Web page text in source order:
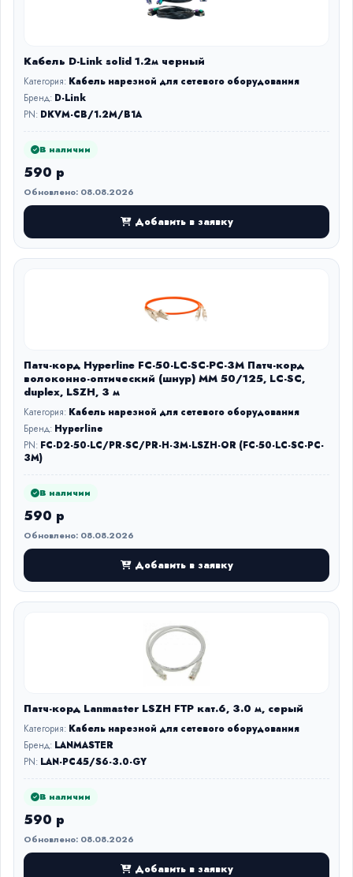
Кабель D-Link solid 1.2м черный
Категория: Кабель нарезной для сетевого оборудования
Бренд: D-Link
PN: DKVM-CB/1.2M/B1A
В наличии
590 р
Обновлено: 08.08.2026
Добавить в заявку
Патч-корд Hyperline FC-50-LC-SC-PC-3M Патч-корд
волоконно-оптический (шнур) MM 50/125, LC-SC,
duplex, LSZH, 3 м
Категория: Кабель нарезной для сетевого оборудования
Бренд: Hyperline
PN: FC-D2-50-LC/PR-SC/PR-H-3M-LSZH-OR (FC-50-LC-SC-PC-
3M)
В наличии
590 р
Обновлено: 08.08.2026
Добавить в заявку
Патч-корд Lanmaster LSZH FTP кат.6, 3.0 м, серый
Категория: Кабель нарезной для сетевого оборудования
Бренд: LANMASTER
PN: LAN-PC45/S6-3.0-GY
В наличии
590 р
Обновлено: 08.08.2026
Добавить в заявку